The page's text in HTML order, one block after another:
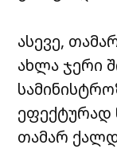
ასევე,
ახლა ჯერი
ეფექტურად
თამარ